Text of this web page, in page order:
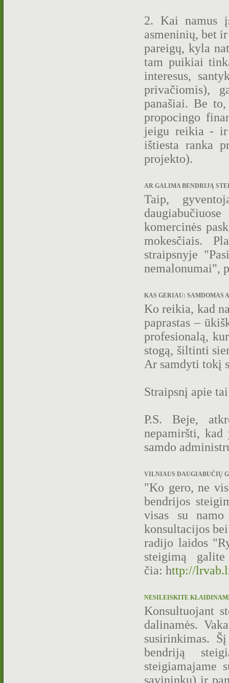
2. Kai namus
asmeninių, bet
pareigų, kyla
tam puikiai
interesus,
privačiomis),
panašiai. Be
propocingo
jeigu reikia - ir
ištiesta ranka
projekto).
AR GALIMA BENDRIJĄ
Taip,
komercinės
mokesčiais.
straipsnyje
nemalonumai",
KAS GERIAU: SAMDOMAS
Ko reikia, kad
paprastas –
profesionalą,
stogą, šiltinti
Ar samdyti tokį
Straipsnį apie
P.S. Beje,
nepamiršti,
samdo
VILNIAUS DAUGIABUČIŲ
"Ko gero, ne
bendrijos
visas su namo
konsultacijos
radijo laidos
steigimą
čia: http://
NESILEISKITE KLAIDINAMI
Konsultuojant
dalinamės.
susirinkimas.
bendriją
steigiamajame
savininkų) ir